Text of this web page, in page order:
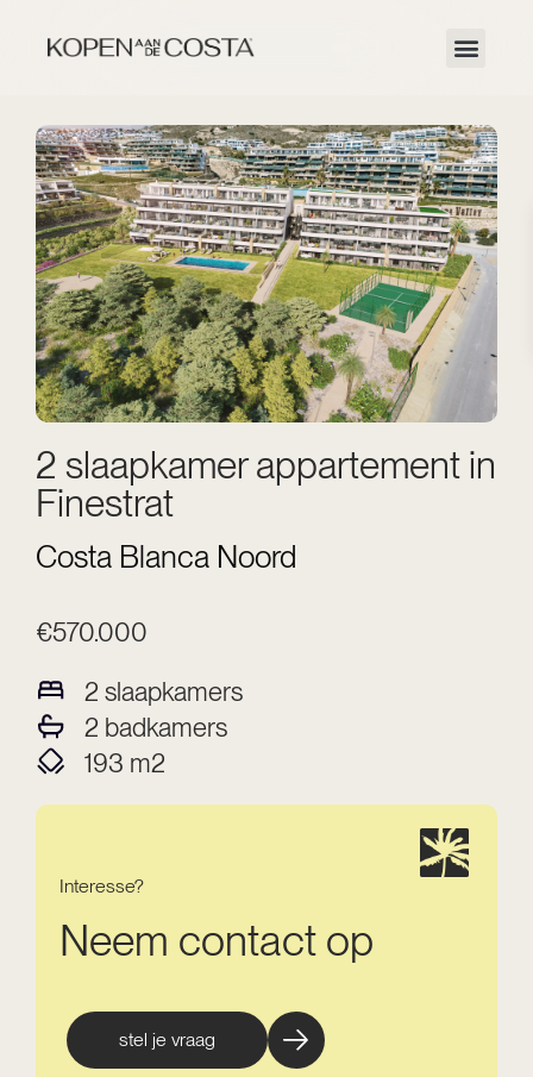
2 slaapkamer appartement in
Finestrat
Costa Blanca Noord
€570.000
2 slaapkamers
2 badkamers
193 m2
Interesse?
Neem contact op
stel je vraag